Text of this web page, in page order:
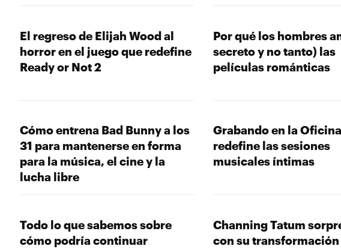
El regreso de Elijah Wood al
horror en el juego que redefine
Ready or Not 2
Por qué los hombres
secreto y no tanto) las
películas románticas
Cómo entrena Bad Bunny a los
31 para mantenerse en forma
para la música, el cine y la
lucha libre
Grabando en la Oficina
redefine las sesiones
musicales íntimas
Todo lo que sabemos sobre
cómo podría continuar
Channing Tatum
con su transformación